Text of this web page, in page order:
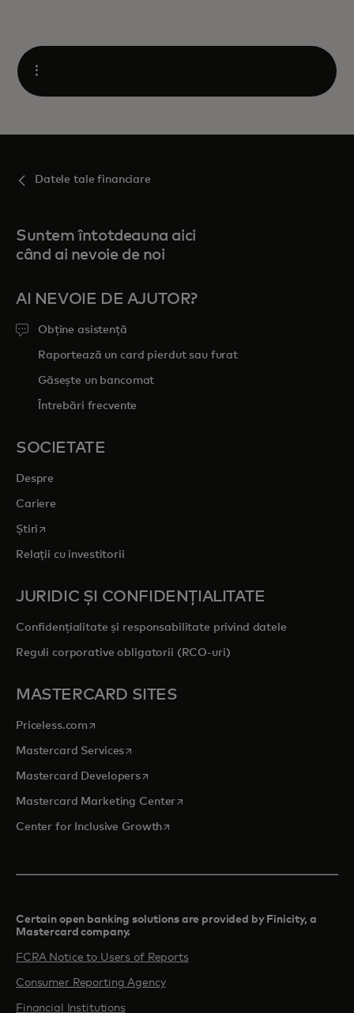
Open
Datele tale financiare
Suntem întotdeauna aici
când ai nevoie de noi
AI NEVOIE DE AJUTOR?
Obține asistență
Raportează un card pierdut sau furat
Găsește un bancomat
Întrebări frecvente
SOCIETATE
Despre
Cariere
Știri opens in a new tab
Relații cu investitorii
JURIDIC ȘI CONFIDENȚIALITATE
Confidențialitate și responsabilitate privind datele
Reguli corporative obligatorii (RCO-uri)
MASTERCARD SITES
Priceless.com opens in a new tab
Mastercard Servicesopens in a new tab
Mastercard Developersopens in a new tab
Mastercard Marketing Centeropens in a new tab
Center for Inclusive Growthopens in a new tab
Certain open banking solutions are provided by Finicity, a
Mastercard company.​
FCRA Notice to Users of Reports
Consumer Reporting Agency
Financial Institutions